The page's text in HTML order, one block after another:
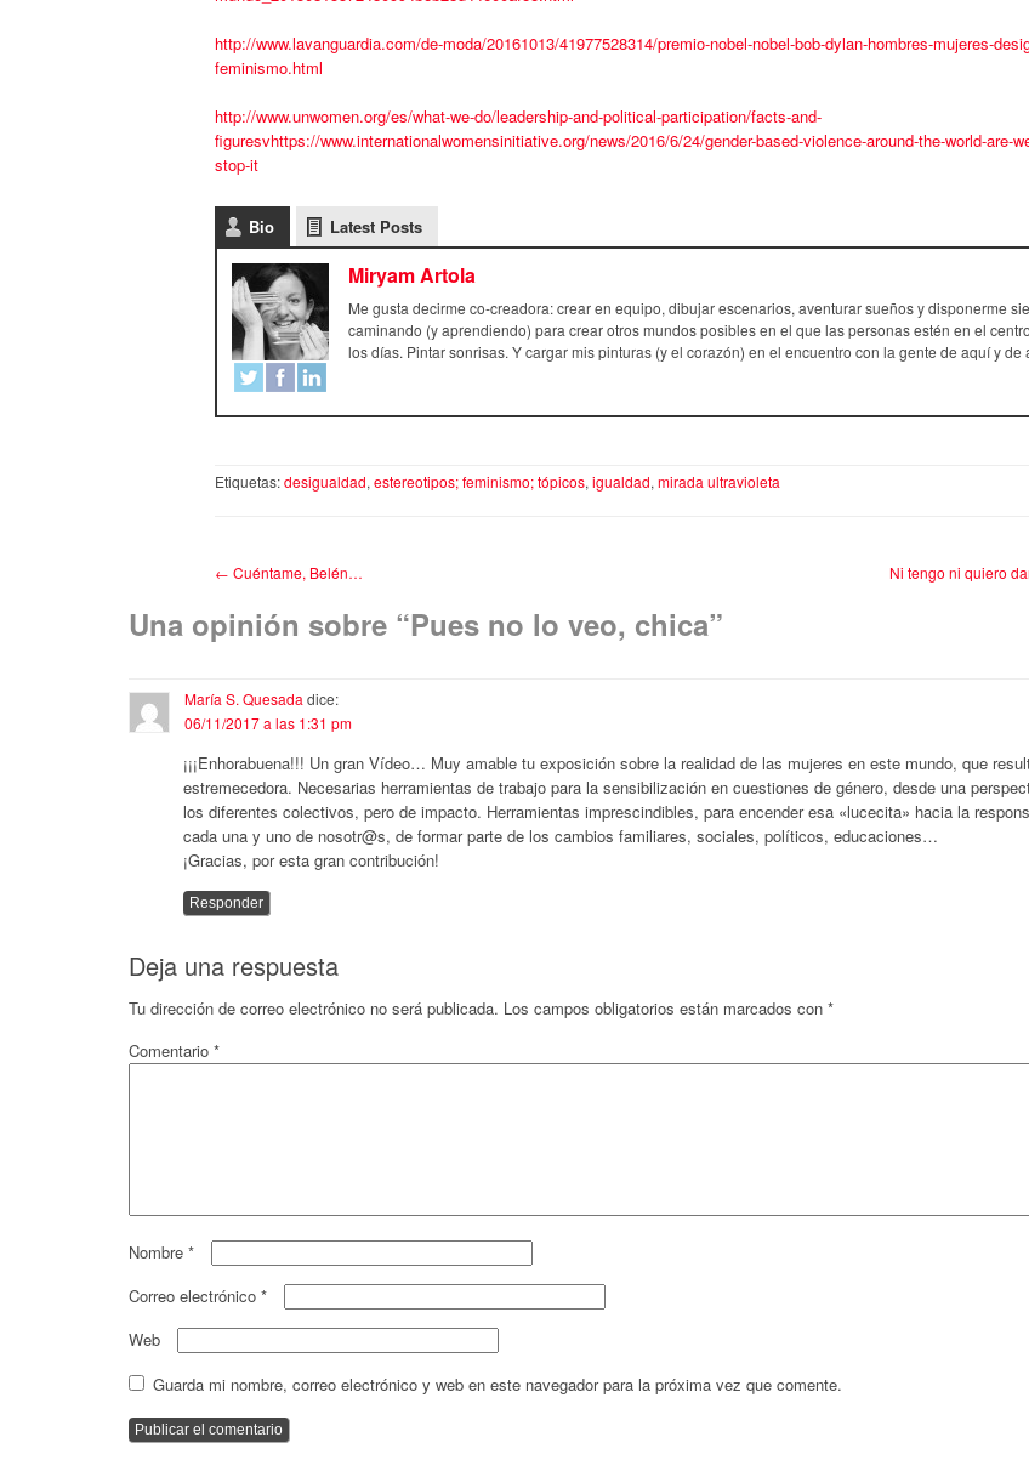
http://www.lavanguardia.com/de-moda/20161013/41977528314/premio-nobel-nobel-bob-dylan-hombres-mujeres-
feminismo.html
http://www.unwomen.org/es/what-we-do/leadership-and-political-participation/facts-and-
figuresvhttps://www.internationalwomensinitiative.org/news/2016/6/24/gender-based-violence-around-the-world-are-
stop-it
Bio Latest Posts
Miryam Artola
Me gusta decirme co-creadora: crear en equipo, dibujar escenarios, aventurar sueños y disponerme
caminando (y aprendiendo) para crear otros mundos posibles en el que las personas estén en el
los días. Pintar sonrisas. Y cargar mis pinturas (y el corazón) en el encuentro con la gente de aquí y de
Etiquetas:desigualdad, estereotipos; feminismo; tópicos, igualdad, mirada ultravioleta
← Cuéntame, Belén… Ni tengo ni quiero
Una opinión sobre “Pues no lo veo, chica”
María S. Quesada dice:
06/11/2017 a las 1:31 pm
¡¡¡Enhorabuena!!! Un gran Vídeo… Muy amable tu exposición sobre la realidad de las mujeres en este mundo, que
estremecedora. Necesarias herramientas de trabajo para la sensibilización en cuestiones de género, desde una
los diferentes colectivos, pero de impacto. Herramientas imprescindibles, para encender esa «lucecita» hacia la
cada una y uno de nosotr@s, de formar parte de los cambios familiares, sociales, políticos, educaciones…
¡Gracias, por esta gran contribución!
Responder
Deja una respuesta
Tu dirección de correo electrónico no será publicada. Los campos obligatorios están marcados con*
Comentario*
Nombre*
Correo electrónico*
Web
Guarda mi nombre, correo electrónico y web en este navegador para la próxima vez que comente.